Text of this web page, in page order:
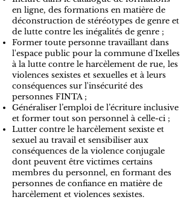
en ligne, des formations en matière de
déconstruction de stéréotypes de genre et
de lutte contre les inégalités de genre ;
Former toute personne travaillant dans
l'espace public pour la commune d'Ixelles
à la lutte contre le harcèlement de rue, les
violences sexistes et sexuelles et à leurs
conséquences sur l'insécurité des
personnes FINTA ;
Généraliser l’emploi de l’écriture inclusive
et former tout son personnel à celle-ci ;
Lutter contre le harcèlement sexiste et
sexuel au travail et sensibiliser aux
conséquences de la violence conjugale
dont peuvent être victimes certains
membres du personnel, en formant des
personnes de confiance en matière de
harcèlement et violences sexistes.